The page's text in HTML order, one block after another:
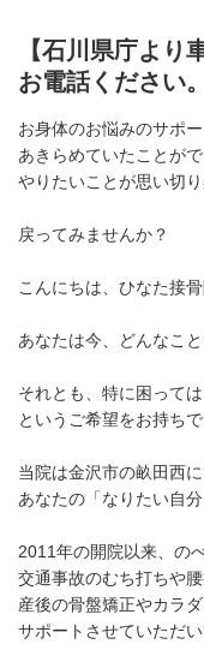
【石川県庁より
お電話ください。
お身体のお悩みのサポー
あきらめていたことがで
やりたいことが思い切
戻ってみませんか？
こんにちは、ひなた接
あなたは今、どんなこ
それとも、特に困って
というご希望をお持ち
当院は金沢市の畝田西
あなたの「なりたい自
2011年の開院以来、の
交通事故のむち打ちや腰
産後の骨盤矯正やカラ
サポートさせていただい